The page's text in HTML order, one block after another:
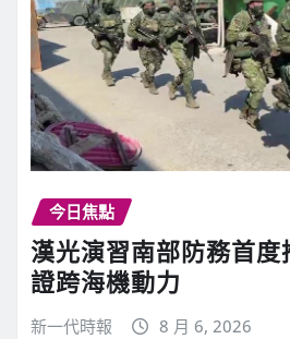
今日焦點
漢光演習南部防務首
證跨海機動力
新一代時報 8 月 6, 2026